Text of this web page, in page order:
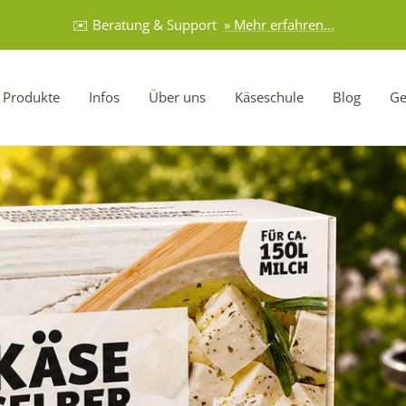
✉️ Beratung & Support » Mehr erfahren...
Produkte Infos Über uns Käseschule Blog